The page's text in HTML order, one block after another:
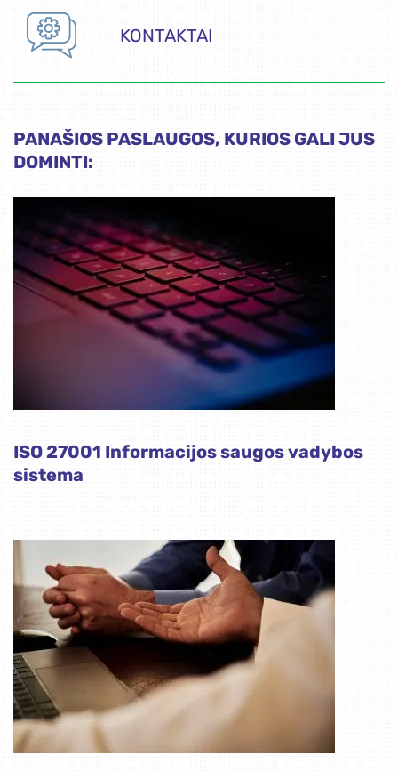
KONTAKTAI
PANAŠIOS PASLAUGOS, KURIOS GALI JUS
DOMINTI:
ISO 27001 Informacijos saugos vadybos
sistema